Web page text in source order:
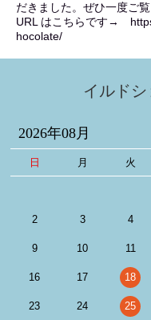
だきました。ぜひ一度ご覧
URL はこちらです→
hocolate/
イルド
2026年08月
日 月 火
2 3 4
9 10 11
16 17 18
23 24 25